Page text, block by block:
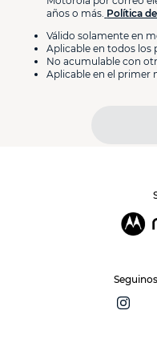
años o más. Política
Válido solamente en
Aplicable en todos los
No acumulable con
Aplicable en el primer